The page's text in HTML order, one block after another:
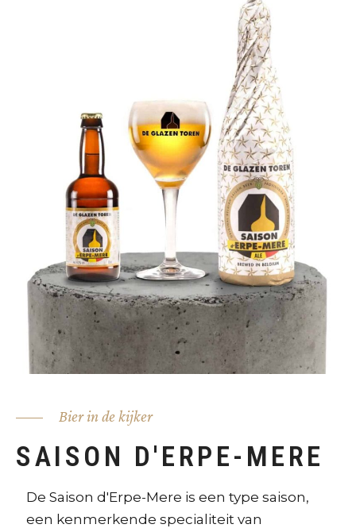
Bier in de kijker
SAISON D'ERPE-MERE
De Saison d'Erpe-Mere is een type saison,
een kenmerkende specialiteit van